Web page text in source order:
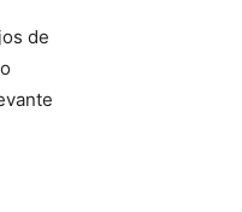
de